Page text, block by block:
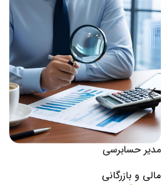
مدیر حسابرسی
مالی و بازرگانی